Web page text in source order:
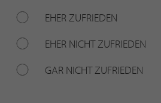
EHER ZUFRIEDEN
EHER NICHT ZUFRIEDEN
GAR NICHT ZUFRIEDEN